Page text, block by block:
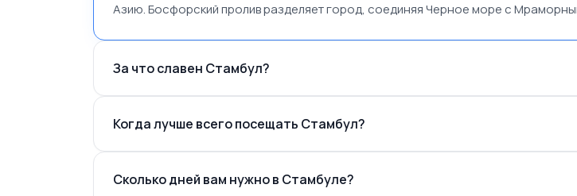
Азию. Босфорский пролив разделяет город, соединяя Черное море с
За что славен Стамбул?
Когда лучше всего посещать Стамбул?
Сколько дней вам нужно в Стамбуле?